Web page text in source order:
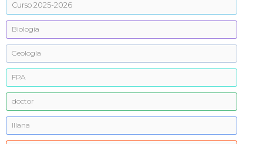
Curso 2025-2026
Biología
Geología
FPA
doctor
Illana